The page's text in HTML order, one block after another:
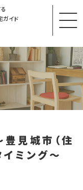
ガイド
見城市（住
ミング～